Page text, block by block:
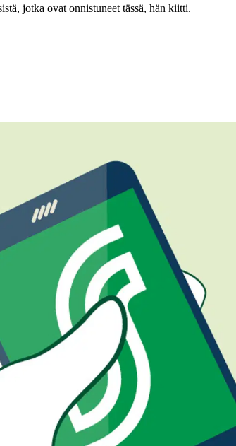
jotka ovat onnistuneet tässä, hän kiitti.